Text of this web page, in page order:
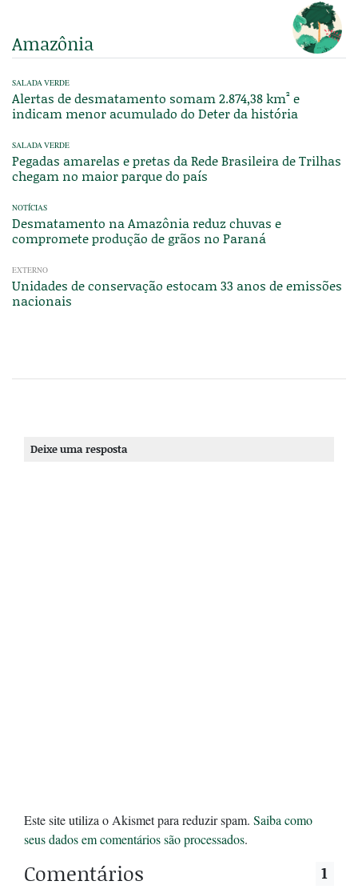
Amazônia
SALADA VERDE
Alertas de desmatamento somam 2.874,38 km² e
indicam menor acumulado do Deter da história
SALADA VERDE
Pegadas amarelas e pretas da Rede Brasileira de Trilhas
chegam no maior parque do país
NOTÍCIAS
Desmatamento na Amazônia reduz chuvas e
compromete produção de grãos no Paraná
EXTERNO
Unidades de conservação estocam 33 anos de emissões
nacionais
Deixe uma resposta
Este site utiliza o Akismet para reduzir spam. Saiba como
seus dados em comentários são processados.
Comentários 1